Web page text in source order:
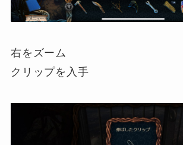
右をズーム
クリップを入手